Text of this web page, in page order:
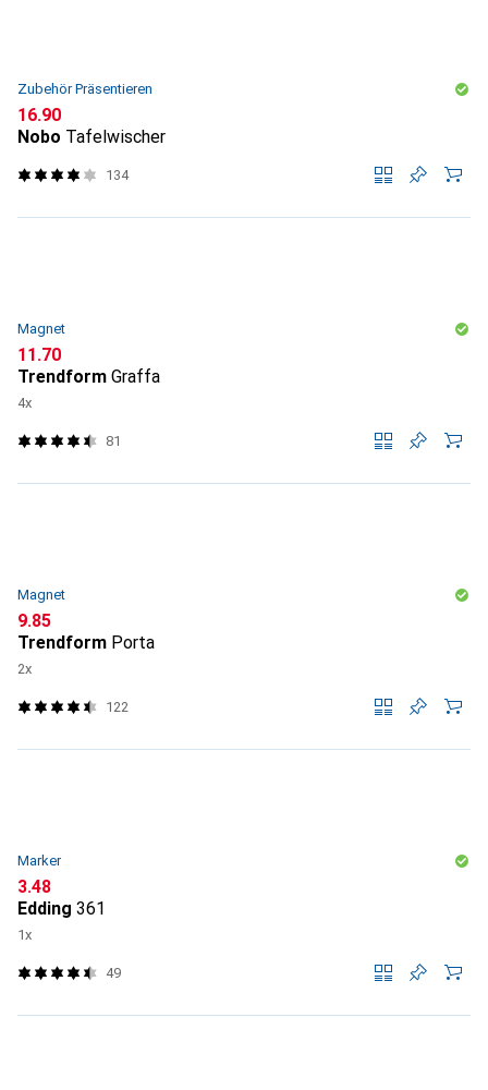
Zubehör Präsentieren
CHF
16.90
Nobo Tafelwischer
134
Magnet
CHF
11.70
Trendform Graffa
4x
81
Magnet
CHF
9.85
Trendform Porta
2x
122
Marker
CHF
3.48
Edding 361
1x
49